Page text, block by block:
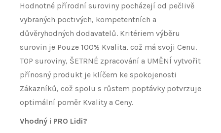
Hodnotné přírodní suroviny pocházejí od pečlivě
vybraných poctivých, kompetentních a
důvěryhodných dodavatelů. Kritériem výběru
surovin je Pouze 100% Kvalita, což má svoji Cenu.
TOP suroviny, ŠETRNÉ zpracování a UMĚNÍ vytvořit
přínosný produkt je klíčem ke spokojenosti
Zákazníků, což spolu s růstem poptávky potvrzuje
optimální poměr Kvality a Ceny.
Vhodný i PRO Lidi?